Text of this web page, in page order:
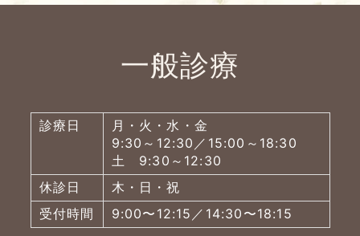
一般診療
診療日
月・火・水・金
9:30～12:30／15:00～18:30
土 9:30～12:30
休診日
木・日・祝
受付時間
9:00〜12:15／14:30〜18:15